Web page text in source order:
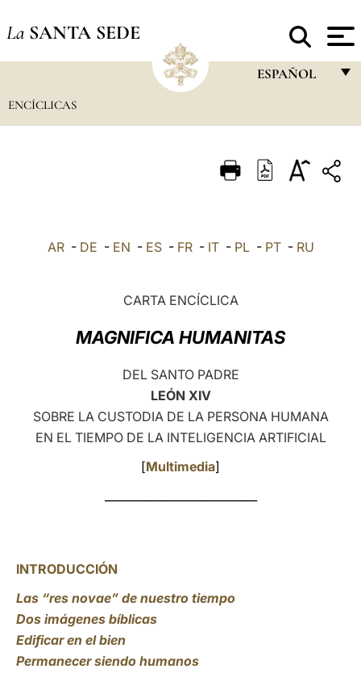
La SANTA SEDE
ESPAÑOL
ITALIANO
ENCÍCLICAS
AR- DE - EN - ES- FR- IT- PL- PT- RU
CARTA ENCÍCLICA
MAGNIFICA HUMANITAS
DEL SANTO PADRE
LEÓN XIV
SOBRE LA CUSTODIA DE LA PERSONA HUMANA
EN EL TIEMPO DE LA INTELIGENCIA ARTIFICIAL
[Multimedia]
INTRODUCCIÓN
Las “res novae” de nuestro tiempo
Dos imágenes bíblicas
Edificar en el bien
Permanecer siendo humanos